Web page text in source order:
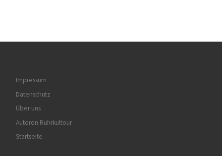
Impressum
Datenschutz
Über uns
Autoren Ruhrkultour
Startseite